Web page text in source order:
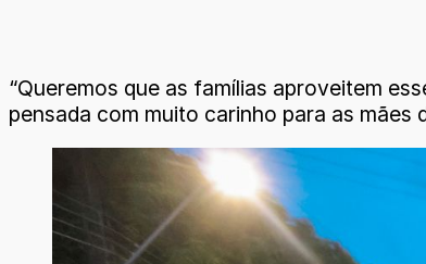
“Queremos que as famílias aproveitem
pensada com muito carinho para as mães